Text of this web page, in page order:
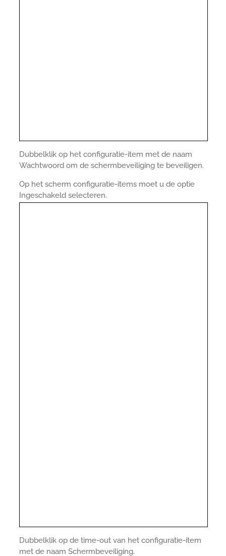
Dubbelklik op het configuratie-item met de naam
Wachtwoord om de schermbeveiliging te beveiligen.
Op het scherm configuratie-items moet u de optie
Ingeschakeld selecteren.
Dubbelklik op de time-out van het configuratie-item
met de naam Schermbeveiliging.